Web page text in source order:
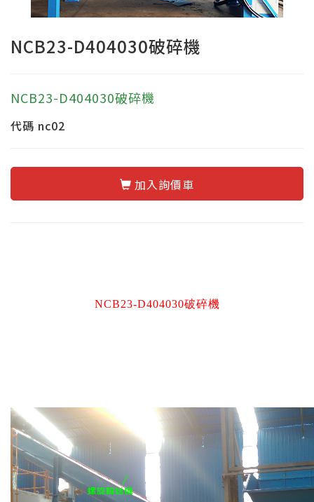
NCB23-D404030破碎機
NCB23-D404030破碎機
代碼 nc02
加入詢價車
NCB23-D404030破碎機